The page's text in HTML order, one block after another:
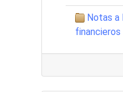
Notas a
financieros